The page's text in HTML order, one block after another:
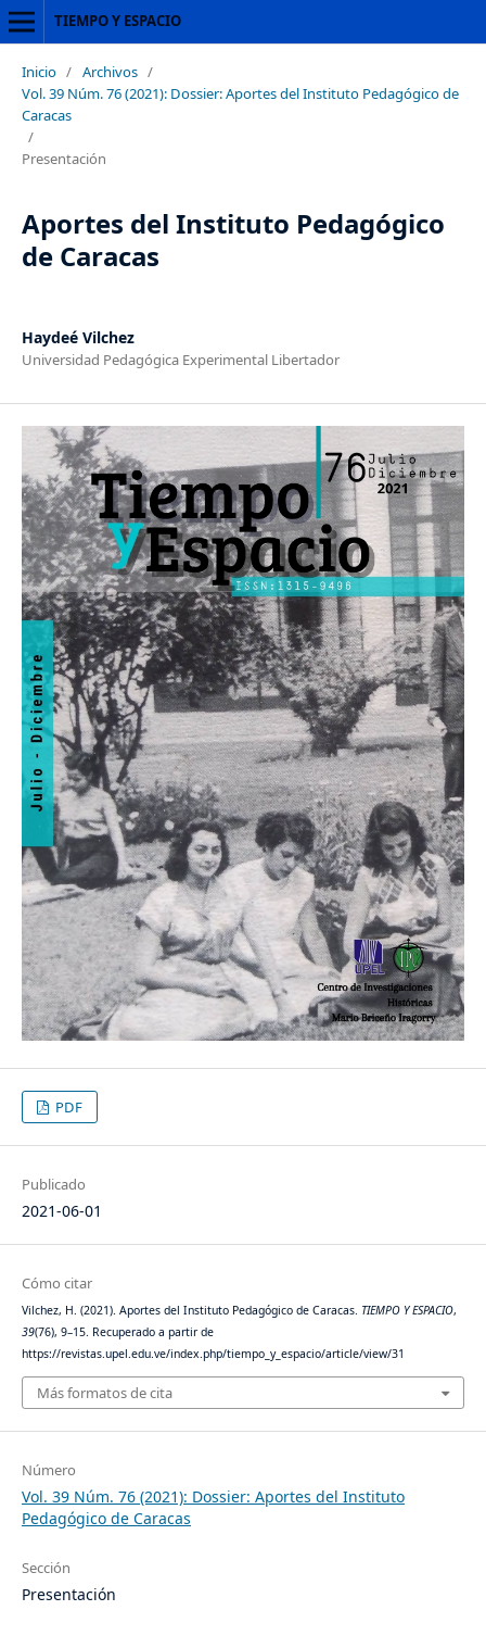
TIEMPO Y ESPACIO
Inicio / Archivos /
Vol. 39 Núm. 76 (2021): Dossier: Aportes del Instituto Pedagógico de
Caracas
/
Presentación
Aportes del Instituto Pedagógico
de Caracas
Haydeé Vilchez
Universidad Pedagógica Experimental Libertador
PDF
Publicado
2021-06-01
Cómo citar
Vilchez, H. (2021). Aportes del Instituto Pedagógico de Caracas. TIEMPO Y ESPACIO,
39(76), 9–15. Recuperado a partir de
https://revistas.upel.edu.ve/index.php/tiempo_y_espacio/article/view/31
Más formatos de cita
Número
Vol. 39 Núm. 76 (2021): Dossier: Aportes del Instituto
Pedagógico de Caracas
Sección
Presentación